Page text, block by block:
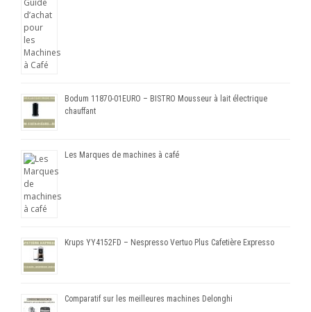
Bodum 11870-01EURO – BISTRO Mousseur à lait électrique
chauffant
Les Marques de machines à café
Krups YY4152FD – Nespresso Vertuo Plus Cafetière Expresso
Comparatif sur les meilleures machines Delonghi